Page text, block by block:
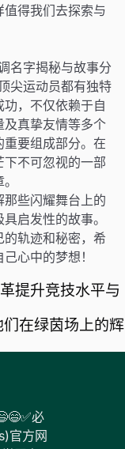
得我们去探索与
名字揭秘与故事分
尖运动员都有独特
，不仅依赖于自
及真挚友情等多个
要组成部分。在
不可忽视的一部
些闪耀舞台上的
启发性的故事。
轨迹和秘密，希
心中的梦想！
提升竞技水平与
在绿茵场上的辉
必
官方网